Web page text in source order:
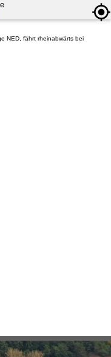
NED, fährt rheinabwärts bei